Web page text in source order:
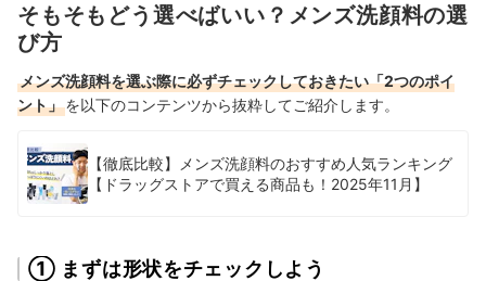
そもそもどう選べばいい？メンズ洗顔料の選
び方
メンズ洗顔料を選ぶ際に必ずチェックしておきたい「2つのポイ
ント」を以下のコンテンツから抜粋してご紹介します。
【徹底比較】メンズ洗顔料のおすすめ人気ランキング
【ドラッグストアで買える商品も！2025年11月】
① まずは形状をチェックしよう